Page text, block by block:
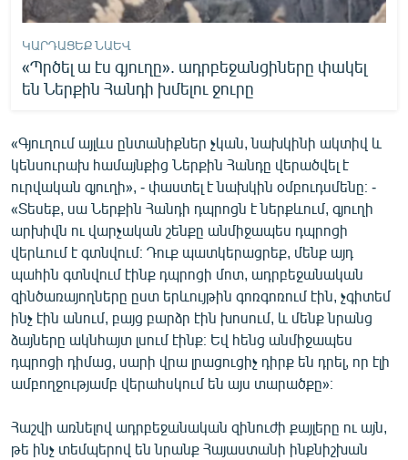
ԿԱՐԴԱՑԵՔ ՆԱԵՎ
«Պրծել ա էս գյուղը». ադրբեջանցիները փակել
են Ներքին Հանդի խմելու ջուրը
«Գյուղում այլևս ընտանիքներ չկան, նախկինի ակտիվ և
կենսուրախ համայնքից Ներքին Հանդը վերածվել է
ուրվական գյուղի», - փաստել է նախկին օմբուդսմենը։ -
«Տեսեք, սա Ներքին Հանդի դպրոցն է ներքևում, գյուղի
արխիվն ու վարչական շենքը անմիջապես դպրոցի
վերևում է գտնվում։ Դուք պատկերացրեք, մենք այդ
պահին գտնվում էինք դպրոցի մոտ, ադրբեջանական
զինծառայողները ըստ երևույթին գոռգոռում էին, չգիտեմ
ինչ էին անում, բայց բարձր էին խոսում, և մենք նրանց
ձայները ակնհայտ լսում էինք։ Եվ հենց անմիջապես
դպրոցի դիմաց, սարի վրա լրացուցիչ դիրք են դրել, որ էլի
ամբողջությամբ վերահսկում են այս տարածքը»։
Հաշվի առնելով ադրբեջանական զինուժի քայլերը ու այն,
թե ինչ տեմպերով են նրանք Հայաստանի ինքնիշխան